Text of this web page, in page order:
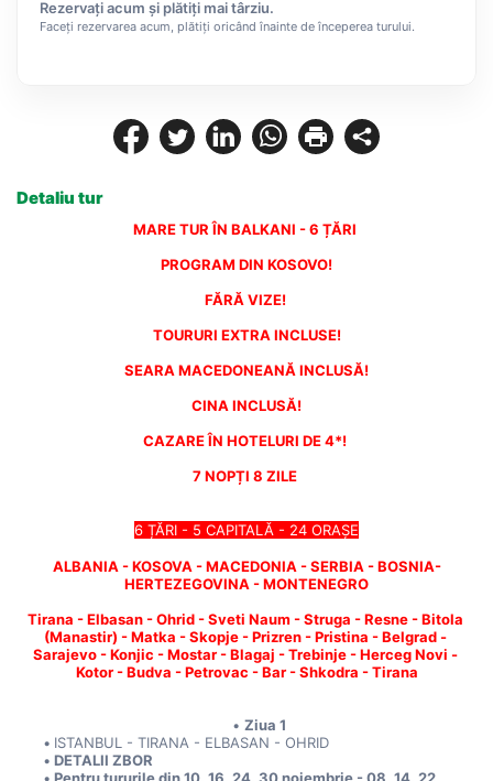
Detaliu tur
MARE TUR ÎN BALKANI - 6 ȚĂRI
PROGRAM DIN KOSOVO!
FĂRĂ VIZE!
TOURURI EXTRA INCLUSE!
SEARA MACEDONEANĂ INCLUSĂ!
CINA INCLUSĂ!
CAZARE ÎN HOTELURI DE 4*!
7 NOPȚI 8 ZILE
6 ȚĂRI - 5 CAPITALĂ - 24 ORAȘE
ALBANIA - KOSOVA - MACEDONIA - SERBIA - BOSNIA-
HERTEZEGOVINA - MONTENEGRO
Tirana - Elbasan - Ohrid - Sveti Naum - Struga - Resne - Bitola
(Manastir) - Matka - Skopje - Prizren - Pristina - Belgrad -
Sarajevo - Konjic - Mostar - Blagaj - Trebinje - Herceg Novi -
Kotor - Budva - Petrovac - Bar - Shkodra - Tirana
Ziua 1
ISTANBUL - TIRANA - ELBASAN - OHRID
DETALII ZBOR
Rezervați acum și plătiți mai târziu.
Faceți rezervarea acum, plătiți oricând înainte de începerea turului.